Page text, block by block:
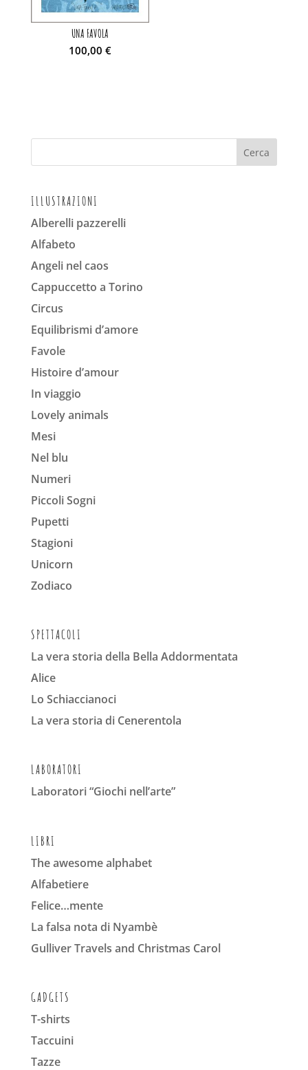
UNA FAVOLA
100,00 €
ILLUSTRAZIONI
Alberelli pazzerelli
Alfabeto
Angeli nel caos
Cappuccetto a Torino
Circus
Equilibrismi d’amore
Favole
Histoire d’amour
In viaggio
Lovely animals
Mesi
Nel blu
Numeri
Piccoli Sogni
Pupetti
Stagioni
Unicorn
Zodiaco
SPETTACOLI
La vera storia della Bella Addormentata
Alice
Lo Schiaccianoci
La vera storia di Cenerentola
LABORATORI
Laboratori “Giochi nell’arte”
LIBRI
The awesome alphabet
Alfabetiere
Felice…mente
La falsa nota di Nyambè
Gulliver Travels and Christmas Carol
GADGETS
T-shirts
Taccuini
Tazze